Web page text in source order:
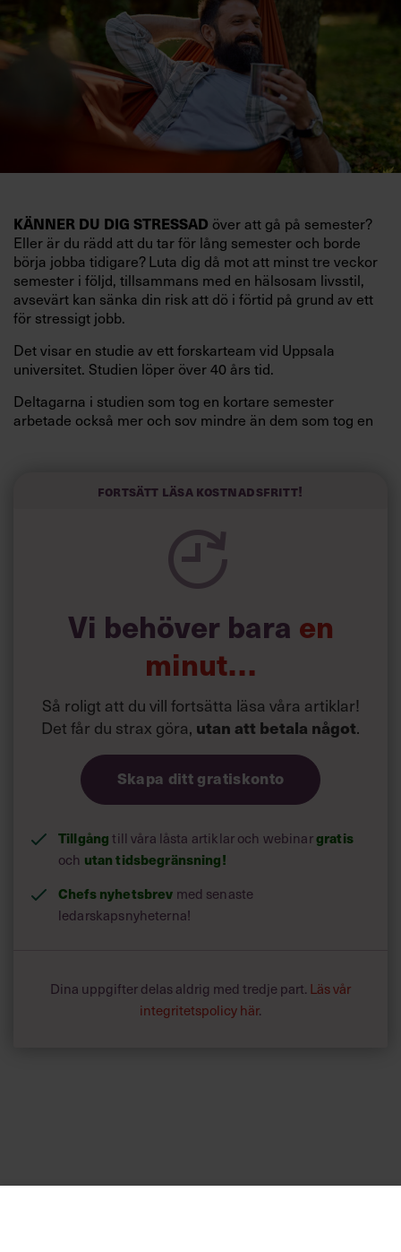
KÄNNER DU DIG STRESSAD över att gå på semester?
Eller är du rädd att du tar för lång semester och borde
börja jobba tidigare? Luta dig då mot att minst tre veckor
semester i följd, tillsammans med en hälsosam livsstil,
avsevärt kan sänka din risk att dö i förtid på grund av ett
för stressigt jobb.
Det visar en studie av ett forskarteam vid Uppsala
universitet. Studien löper över 40 års tid.
Deltagarna i studien som tog en kortare semester
arbetade också mer och sov mindre än dem som tog en
Forskarna tror sig dessutom kunna uttyda att en längre
försök att förändra livsstilsvanor.
Fortsätt läsa kostnadsfritt!
Vi behöver bara en
minut…
Så roligt att du vill fortsätta läsa våra artiklar!
Det får du strax göra, utan att betala något.
Skapa ditt gratiskonto
Tillgång till våra låsta artiklar och webinargratis
och utan tidsbegränsning!
Chefs nyhetsbrev med senaste
ledarskapsnyheterna!
Dina uppgifter delas aldrig med tredje part. Läs vår
integritetspolicy här.